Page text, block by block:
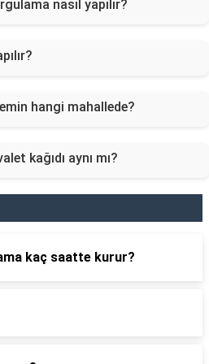
nasıl yapılır?
hangi mahallede?
kağıdı aynı mı?
kaç saatte kurur?